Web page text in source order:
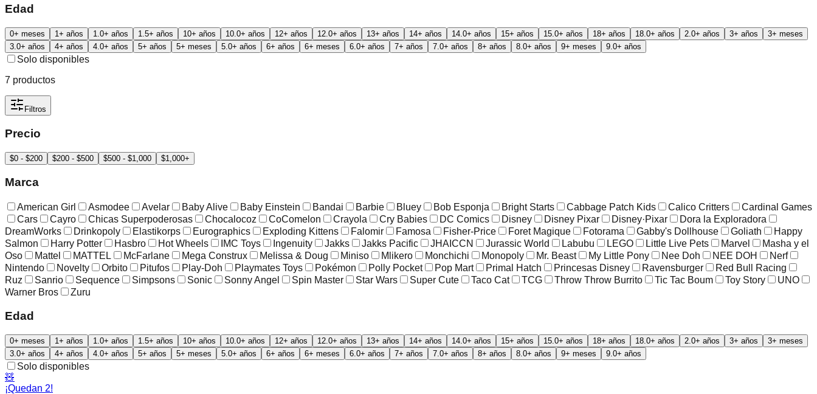
Edad
0+ meses 1+ años 1.0+ años 1.5+ años 10+ años 10.0+ años 12+ años 12.0+ años 13+ años 14+ años 14.0+ años 15+ años 15.0+ años 18+ años 18.0+ años 2.0+ años 3+ años
3+ meses
3.0+ años
4+ años 4.0+ años 5+ años 5+ meses 5.0+ años 6+ años 6+ meses 6.0+ años 7+ años 7.0+ años 8+ años 8.0+ años 9+ meses 9.0+ años
Solo disponibles
7 productos
Filtros
Precio
$0 - $200 $200 - $500 $500 - $1,000 $1,000+
Marca
American Girl Asmodee Avelar Baby Alive Baby Einstein Bandai Barbie Bluey Bob Esponja Bright Starts Cabbage Patch Kids Calico Critters
Cardinal Games
Cars
Cayro Chicas Superpoderosas Chocalocoz CoComelon Crayola Cry Babies DC Comics Disney Disney Pixar Disney·Pixar
Dora la Exploradora
DreamWorks
Drinkopoly Elastikorps Eurographics Exploding Kittens Falomir Famosa Fisher-Price Foret Magique Fotorama Gabby's Dollhouse Goliath
Happy
Salmon
Harry Potter Hasbro Hot Wheels IMC Toys Ingenuity Jakks Jakks Pacific JHAICCN Jurassic World Labubu LEGO Little Live Pets Marvel
Masha y el
Oso
Mattel MATTEL McFarlane Mega Construx Melissa & Doug Miniso Mlikero Monchichi Monopoly Mr. Beast My Little Pony Nee Doh NEE DOH
Nerf
Nintendo
Novelty Orbito Pitufos Play-Doh Playmates Toys Pokémon Polly Pocket Pop Mart Primal Hatch Princesas Disney Ravensburger
Red Bull Racing
Ruz
Sanrio Sequence Simpsons Sonic Sonny Angel Spin Master Star Wars Super Cute Taco Cat TCG Throw Throw Burrito Tic Tac Boum Toy Story
UNO
Warner Bros
Zuru
Edad
0+ meses 1+ años 1.0+ años 1.5+ años 10+ años 10.0+ años 12+ años 12.0+ años 13+ años 14+ años 14.0+ años 15+ años 15.0+ años 18+ años 18.0+ años 2.0+ años 3+ años
3+ meses
3.0+ años
4+ años 4.0+ años 5+ años 5+ meses 5.0+ años 6+ años 6+ meses 6.0+ años 7+ años 7.0+ años 8+ años 8.0+ años 9+ meses 9.0+ años
Solo disponibles
🧸
¡Quedan 2!